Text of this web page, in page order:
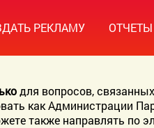
РЕКЛАМУ ОТЧЕТЫ
для вопросов,
как Администрации
также направлять по